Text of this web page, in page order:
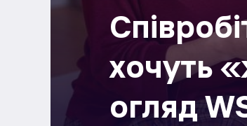
хочуть
огляд